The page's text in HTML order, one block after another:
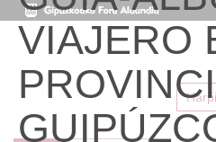
VIAJERO